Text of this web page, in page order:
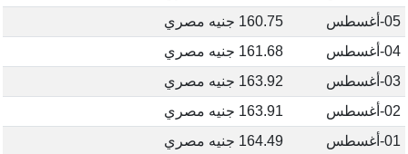
05-أغسطس
160.75 جنيه مصري
04-أغسطس
161.68 جنيه مصري
03-أغسطس
163.92 جنيه مصري
02-أغسطس
163.91 جنيه مصري
01-أغسطس
164.49 جنيه مصري